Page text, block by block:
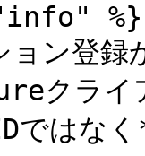
%}
ン登録
クライ
ではな